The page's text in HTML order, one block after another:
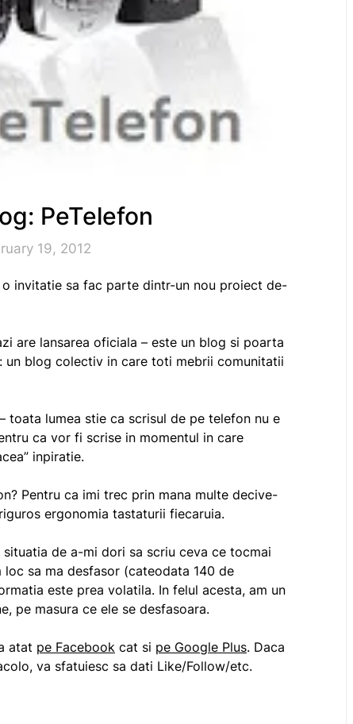
PeTelefon
19, 2012
invitatie sa fac parte dintr-un nou proiect de-
are lansarea oficiala – este un blog si poarta
un blog colectiv in care toti mebrii comunitatii
toata lumea stie ca scrisul de pe telefon nu e
ca vor fi scrise in momentul in care
inpiratie.
Pentru ca imi trec prin mana multe decive-
ergonomia tastaturii fiecaruia.
de a-mi dori sa scriu ceva ce tocmai
sa ma desfasor (cateodata 140 de
este prea volatila. In felul acesta, am un
pe masura ce ele se desfasoara.
atat pe Facebook cat si pe Google Plus. Daca
va sfatuiesc sa dati Like/Follow/etc.